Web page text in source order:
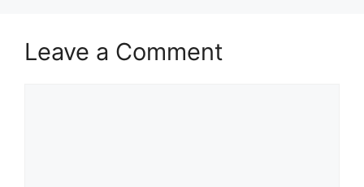
Leave a Comment